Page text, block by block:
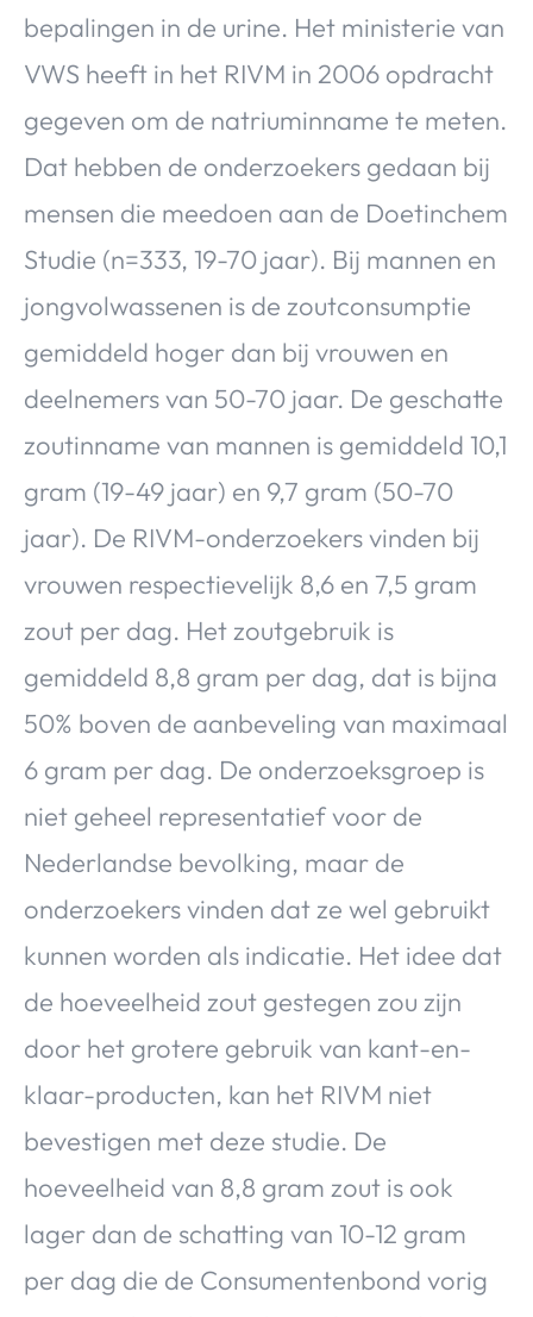
bepalingen in de urine. Het ministerie van
VWS heeft in het RIVM in 2006 opdracht
gegeven om de natriuminname te meten.
Dat hebben de onderzoekers gedaan bij
mensen die meedoen aan de Doetinchem
Studie (n=333, 19-70 jaar). Bij mannen en
jongvolwassenen is de zoutconsumptie
gemiddeld hoger dan bij vrouwen en
deelnemers van 50-70 jaar. De geschatte
zoutinname van mannen is gemiddeld 10,1
gram (19-49 jaar) en 9,7 gram (50-70
jaar). De RIVM-onderzoekers vinden bij
vrouwen respectievelijk 8,6 en 7,5 gram
zout per dag. Het zoutgebruik is
gemiddeld 8,8 gram per dag, dat is bijna
50% boven de aanbeveling van maximaal
6 gram per dag. De onderzoeksgroep is
niet geheel representatief voor de
Nederlandse bevolking, maar de
onderzoekers vinden dat ze wel gebruikt
kunnen worden als indicatie. Het idee dat
de hoeveelheid zout gestegen zou zijn
door het grotere gebruik van kant-en-
klaar-producten, kan het RIVM niet
bevestigen met deze studie. De
hoeveelheid van 8,8 gram zout is ook
lager dan de schatting van 10-12 gram
per dag die de Consumentenbond vorig